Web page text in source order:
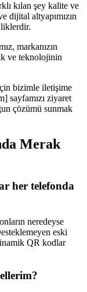
kılan şey kalite ve
dijital altyapımızın
markanızın
ve teknolojinin
bizimle iletişime
sayfamızı ziyaret
çözümü sunmak
Merak
her telefonda
neredeyse
eski
QR kodlar